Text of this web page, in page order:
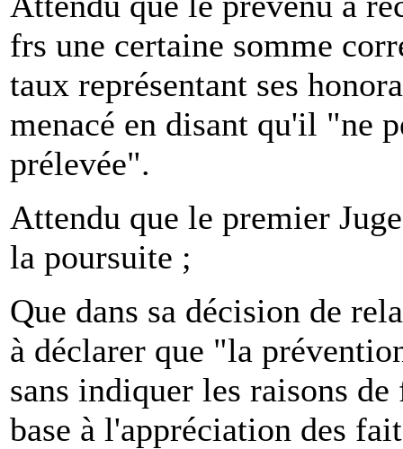
frs une certaine somme
taux représentant ses
menacé en disant qu'il "ne
prélevée".
Attendu que le premier
la poursuite ;
Que dans sa décision de
à déclarer que "la
sans indiquer les raisons
base à l'appréciation des